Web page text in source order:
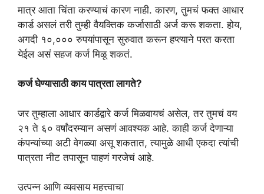
मात्र आता चिंता करण्याचं कारण नाही. कारण, तुमचं फक्त आधार
कार्ड असलं तरी तुम्ही वैयक्तिक कर्जासाठी अर्ज करू शकता. होय,
अगदी १०,००० रुपयांपासून सुरुवात करून हप्त्याने परत करता
येईल असं सहज कर्ज मिळू शकतं.
कर्ज घेण्यासाठी काय पात्रता लागते?
जर तुम्हाला आधार कार्डद्वारे कर्ज मिळवायचं असेल, तर तुमचं वय
२१ ते ६० वर्षांदरम्यान असणं आवश्यक आहे. काही कर्ज देणाऱ्या
कंपन्यांच्या अटी वेगळ्या असू शकतात, त्यामुळे आधी एकदा त्यांची
पात्रता नीट तपासून पाहणं गरजेचं आहे.
उत्पन्न आणि व्यवसाय महत्त्वाचा